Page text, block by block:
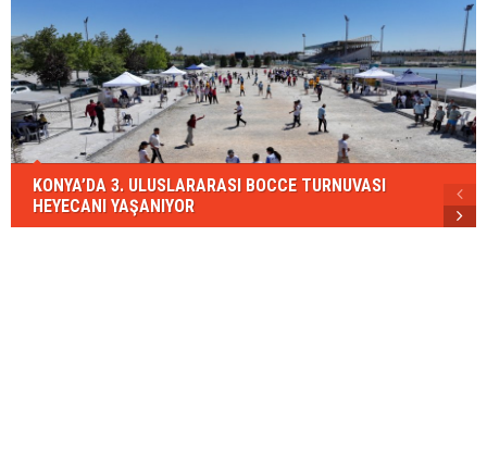
KONYA’DA 3. ULUSLARARASI BOCCE TURNUVASI
HEYECANI YAŞANIYOR